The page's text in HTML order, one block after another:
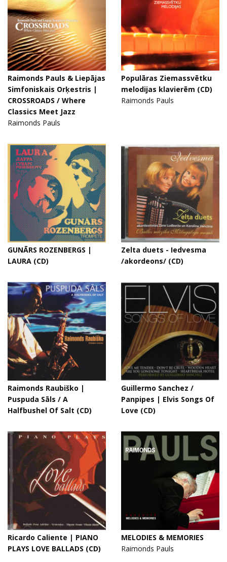
Raimonds Pauls & Liepājas
Simfoniskais Orķestris |
CROSSROADS / Where
Classics Meet Jazz
Raimonds Pauls
Populāras Ziemassvētku
melodijas klavierēm (CD)
Raimonds Pauls
GUNĀRS ROZENBERGS |
LAURA (CD)
Zelta duets - Iedvesma
/akordeons/ (CD)
Raimonds Raubiško |
Puspuda Sāls / A
Halfbushel Of Salt (CD)
Guillermo Sanchez /
Panpipes | Elvis Songs Of
Love (CD)
Ricardo Caliente | PIANO
PLAYS LOVE BALLADS (CD)
MELODIES & MEMORIES
Raimonds Pauls